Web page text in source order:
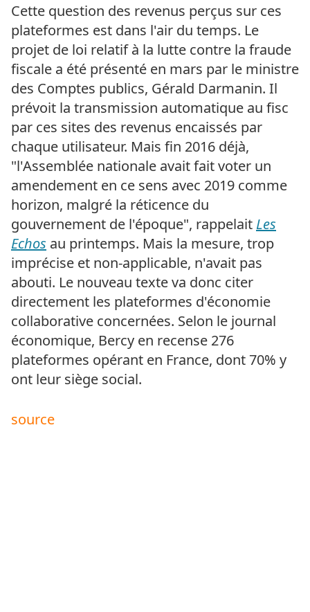
Cette question des revenus perçus sur ces
plateformes est dans l'air du temps. Le
projet de loi relatif à la lutte contre la fraude
fiscale a été présenté en mars par le ministre
des Comptes publics, Gérald Darmanin. Il
prévoit la transmission automatique au fisc
par ces sites des revenus encaissés par
chaque utilisateur. Mais fin 2016 déjà,
"l'Assemblée nationale avait fait voter un
amendement en ce sens avec 2019 comme
horizon, malgré la réticence du
gouvernement de l'époque", rappelait Les
Echos au printemps. Mais la mesure, trop
imprécise et non-applicable, n'avait pas
abouti. Le nouveau texte va donc citer
directement les plateformes d'économie
collaborative concernées. Selon le journal
économique, Bercy en recense 276
plateformes opérant en France, dont 70% y
ont leur siège social.
source